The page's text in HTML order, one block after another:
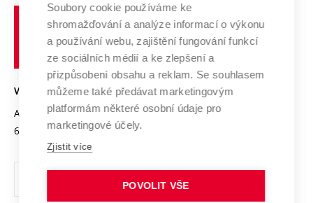
Výzkumné infrastruktury
Transfer znalostí
Open Science
Projekty
Projekty ze strukturálních fondů
Specifický výzkum
Spolupráce se školami
Služby univerzity
Mezinárodní dohody
Univerzitní sítě
Udržitelná univerzita
Podnikavá univerzita / ContriBUTe
Bezpečná univerzita
Vyznamenání
Organizační struktura
Ochrana osobních údajů
učení
technické
VYSOKÉ UČENÍ TECHNICKÉ V BRNĚ
Antonínská 548/1
602 00 Brno
www.vut.cz
vut@vutbr.cz
Soubory cookie používáme ke
shromažďování a analýze informací o výkonu
a používání webu, zajištění fungování funkcí
ze sociálních médií a ke zlepšení a
přizpůsobení obsahu a reklam. Se souhlasem
můžeme také předávat marketingovým
platformám některé osobní údaje pro
marketingové účely.
Zjistit více
POVOLIT VŠE